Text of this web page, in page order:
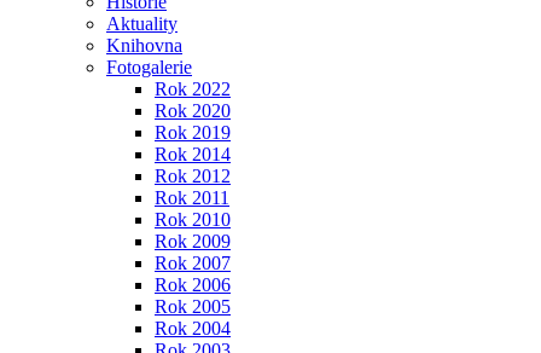
Aktuality
Knihovna
Fotogalerie
Rok 2022
Rok 2020
Rok 2019
Rok 2014
Rok 2012
Rok 2011
Rok 2010
Rok 2009
Rok 2007
Rok 2006
Rok 2005
Rok 2004